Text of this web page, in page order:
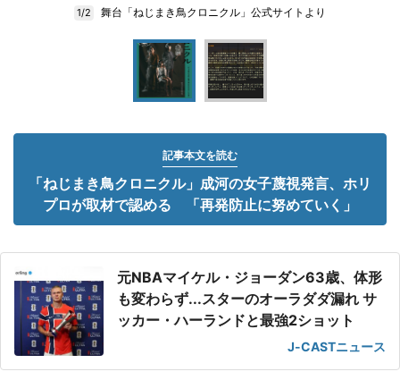
1/2 舞台「ねじまき鳥クロニクル」公式サイトより
記事本文を読む
「ねじまき鳥クロニクル」成河の女子蔑視発言、ホリ
プロが取材で認める 「再発防止に努めていく」
元NBAマイケル・ジョーダン63歳、体形
も変わらず...スターのオーラダダ漏れ サ
ッカー・ハーランドと最強2ショット
J-CASTニュース